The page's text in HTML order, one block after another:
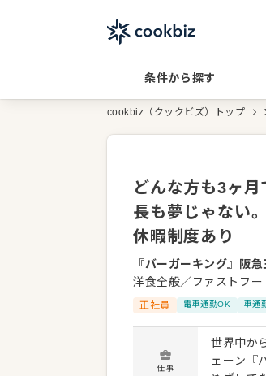
条件から探す
cookbiz（クックビズ）トップ
どんな方も3ヶ
長も夢じゃない
休暇制度あり
『バーガーキング』阪
洋食全般／ファストフー
正社員 電車通勤OK 車通
仕事
世界中か
ェーン『